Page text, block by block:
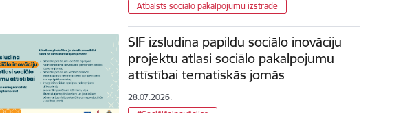
Atbalsts sociālo pakalpojumu izstrādē
SIF izsludina papildu sociālo inovāciju
projektu atlasi sociālo pakalpojumu
attīstībai tematiskās jomās
28.07.2026.